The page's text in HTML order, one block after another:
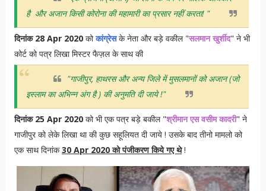
है और अजान किसी कोरोना की महामारी का प्रसार नहीं करता! "
दिनांक 28 Apr 2020कोकांग्रेसके नेता और बड़े वकील "सलमान खुर्शीद" ने भी
कोर्ट को पत्र लिखा मिस्टर फैज़ल के साथ की
"गाजीपुर, हाथरस और अन्य जिले में मुसलमानों को अजान (जो
इस्लाम का अभिन्न अंग है ) की अनुमति दी जाये !"
दिनांक 25 Apr 2020को भी एक पत्र बड़े बकील "श्रीमान एस वसीम कादरी" ने
गाजीपुर को लेके लिखा था की कुछ सहूलियत दी जाये ! उसके बाद तीनो मामलो को
एक साथ दिनांक30 Apr 2020 को पंजीकरण किये गए थे!